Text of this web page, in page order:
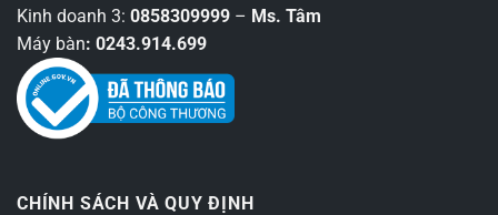
Kinh doanh 3: 0858309999 – Ms. Tâm
Máy bàn: 0243.914.699
CHÍNH SÁCH VÀ QUY ĐỊNH